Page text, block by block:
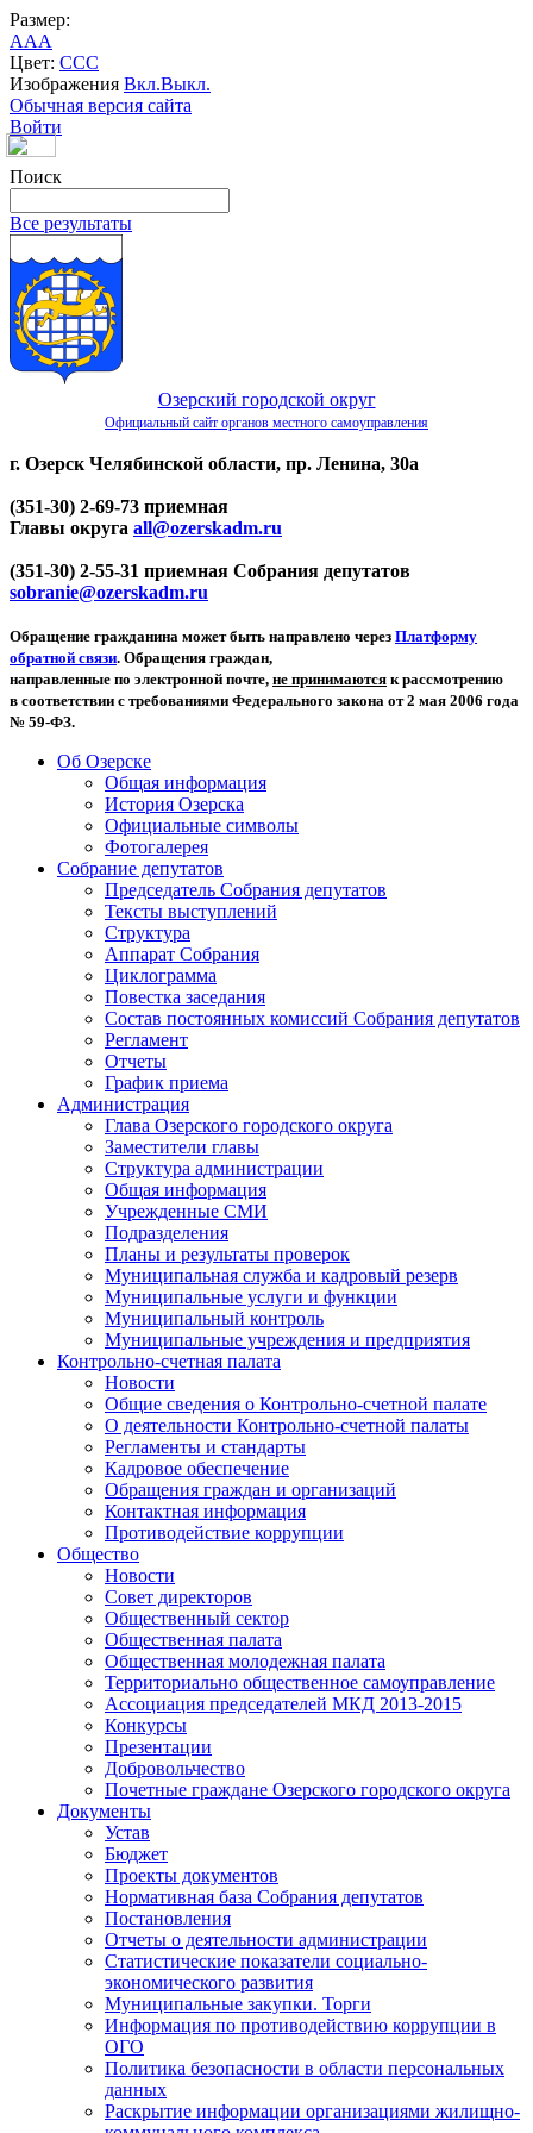
Размер:
AAA
Цвет: CCC
Изображения Вкл.Выкл.
Обычная версия сайта
Войти
Поиск
Все результаты
Озерский городской округ
Официальный сайт органов местного самоуправления
г. Озерск Челябинской области, пр. Ленина, 30а
(351-30) 2-69-73 приемная
Главы округа all@ozerskadm.ru
(351-30) 2-55-31 приемная Собрания депутатов
sobranie@ozerskadm.ru
Обращение гражданина может быть направлено через Платформу
обратной связи. Обращения граждан,
направленные по электронной почте, не принимаются к рассмотрению
в соответствии с требованиями Федерального закона от 2 мая 2006 года
№ 59-ФЗ.
Об Озерске
Общая информация
История Озерска
Официальные символы
Фотогалерея
Собрание депутатов
Председатель Собрания депутатов
Тексты выступлений
Структура
Аппарат Собрания
Циклограмма
Повестка заседания
Состав постоянных комиссий Собрания депутатов
Регламент
Отчеты
График приема
Администрация
Глава Озерского городского округа
Заместители главы
Структура администрации
Общая информация
Учрежденные СМИ
Подразделения
Планы и результаты проверок
Муниципальная служба и кадровый резерв
Муниципальные услуги и функции
Муниципальный контроль
Муниципальные учреждения и предприятия
Контрольно-счетная палата
Новости
Общие сведения о Контрольно-счетной палате
О деятельности Контрольно-счетной палаты
Регламенты и стандарты
Кадровое обеспечение
Обращения граждан и организаций
Контактная информация
Противодействие коррупции
Общество
Новости
Совет директоров
Общественный сектор
Общественная палата
Общественная молодежная палата
Территориально общественное самоуправление
Ассоциация председателей МКД 2013-2015
Конкурсы
Презентации
Добровольчество
Почетные граждане Озерского городского округа
Документы
Устав
Бюджет
Проекты документов
Нормативная база Собрания депутатов
Постановления
Отчеты о деятельности администрации
Статистические показатели социально-
экономического развития
Муниципальные закупки. Торги
Информация по противодействию коррупции в
ОГО
Политика безопасности в области персональных
данных
Раскрытие информации организациями жилищно-